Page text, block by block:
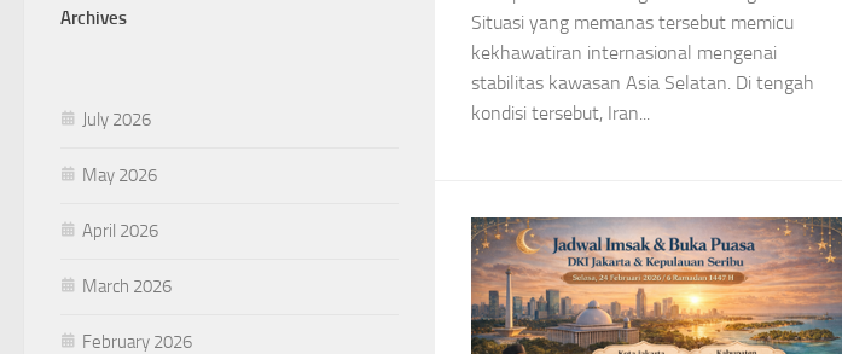
Situasi yang memanas tersebut memicu
kekhawatiran internasional mengenai
stabilitas kawasan Asia Selatan. Di tengah
kondisi tersebut, Iran...
Archives
July 2026
May 2026
April 2026
March 2026
February 2026